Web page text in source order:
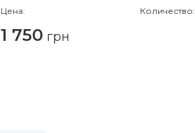
Цена:
1 750 грн
Количество: